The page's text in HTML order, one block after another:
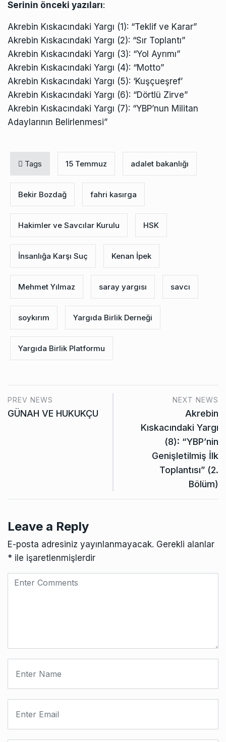
Serinin önceki yazıları:
Akrebin Kıskacındaki Yargı (1): “Teklif ve Karar”
Akrebin Kıskacındaki Yargı (2): “Sır Toplantı”
Akrebin Kıskacındaki Yargı (3): “Yol Ayrımı”
Akrebin Kıskacındaki Yargı (4): “Motto”
Akrebin Kıskacındaki Yargı (5): ‘Kuşçueşref’
Akrebin Kıskacındaki Yargı (6): “Dörtlü Zirve”
Akrebin Kıskacındaki Yargı (7): “YBP’nun Militan
Adaylarının Belirlenmesi”
Tags 15 Temmuz adalet bakanlığı
Bekir Bozdağ fahri kasırga
Hakimler ve Savcılar Kurulu HSK
İnsanlığa Karşı Suç Kenan İpek
Mehmet Yılmaz saray yargısı savcı
soykırım Yargıda Birlik Derneği
Yargıda Birlik Platformu
PREV NEWS
GÜNAH VE HUKUKÇU
NEXT NEWS
Akrebin
Kıskacındaki Yargı
(8): “YBP’nin
Genişletilmiş İlk
Toplantısı” (2.
Bölüm)
Leave a Reply
E-posta adresiniz yayınlanmayacak. Gerekli alanlar
* ile işaretlenmişlerdir